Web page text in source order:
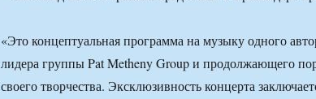
«Это концептуальная программа на музыку одного
лидера группы Pat Metheny Group и продолжающего
своего творчества. Эксклюзивность концерта